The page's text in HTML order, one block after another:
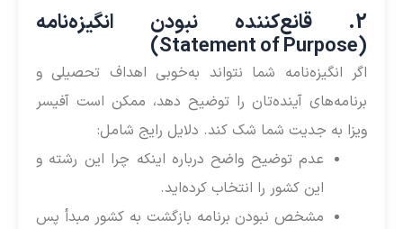
2. قانع‌کننده نبودن انگیزه‌نامه
(Statement of Purpose)
اگر انگیزه‌نامه شما نتواند به‌خوبی اهداف تحصیلی و
برنامه‌های آینده‌تان را توضیح دهد، ممکن است آفیسر
ویزا به جدیت شما شک کند. دلایل رایج شامل:
عدم توضیح واضح درباره اینکه چرا این رشته و
این کشور را انتخاب کرده‌اید.
مشخص نبودن برنامه بازگشت به کشور مبدأ پس